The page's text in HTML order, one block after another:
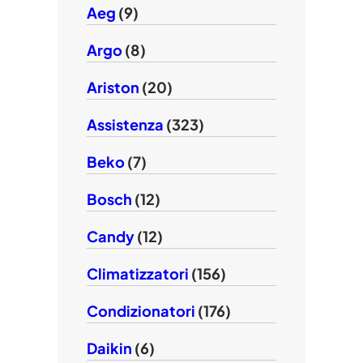
Aeg (9)
Argo(8)
Ariston (20)
Assistenza (323)
Beko(7)
Bosch (12)
Candy(12)
Climatizzatori (156)
Condizionatori (176)
Daikin (6)